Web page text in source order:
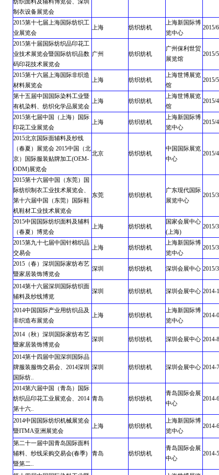
纺织面料及辅料博览会、深圳
制衣设备展览会
2015第十七届上海国际纺织工
业展览会
上海 纺织纺机
上海新国际博
览中心
2015/
2015第十届国际纺织品印花工
业技术展览会暨国际纺织品数
码印花技术展览会
广州 纺织纺机
广州保利世贸
展览馆
2015/
2015第十六届上海国际非织造
材料展览会
上海 纺织纺机
上海世博展览
馆
2015/
第十五届中国国际染料工业暨
有机染料、纺织化学品展览会
上海 纺织纺机
上海世博展览
馆
2015/
2015第七届中国（上海）国际
印花工业展览会
上海 纺织纺机
上海新国际博
览中心
2015/
2015北京国际面辅料及纱线
（春夏）展览会 2015中国（北
京）国际服装贴牌加工(OEM-
ODM)展览会
北京 纺织纺机
中国国际展览
中心
2015/
2015第十六届中国（东莞）国
际纺织制衣工业技术展览会、
第十六届中国（东莞）国际鞋
机鞋材工业技术展览会
东莞 纺织纺机
广东现代国际
展览中心
2015/
2015中国国际纺织面料及辅料
（春夏）博览会
上海 纺织纺机
国家会展中心
(上海)
2015/
2015第九十七届中国针棉织品
交易会
上海 纺织纺机
上海新国际博
览中心
2015/
2015（春）深圳国际家纺布艺
暨家居装饰博览会
深圳 纺织纺机 深圳会展中心 2015/
2014第十六届深圳国际纺织面
辅料及纱线博览
深圳 纺织纺机 深圳会展中心 2014-
2014中国国际产业用纺织品及
非织造布展览会
上海 纺织纺机
上海新国际博
览中心
2014-
2014（秋）深圳国际家纺布艺
暨家居装饰博览会
深圳 纺织纺机 深圳会展中心 2014-
2014第十四届中国深圳国际品
牌服装服饰交易会、2014深圳
国际纺..
深圳 纺织纺机 深圳会展中心 2014-
2014第六届中国（青岛）国际
纺织品印花工业展览会、2014
第十六..
青岛 纺织纺机
青岛国际会展
中心
2014-
2014中国国际纺织机械展览会
暨ITMA亚洲展览会
上海 纺织纺机
上海新国际博
览中心
2014-
第二十一届中国青岛国际面料
辅料、纱线采购交易会(春季)
暨第二..
青岛 纺织纺机
青岛国际会展
中心
2014-